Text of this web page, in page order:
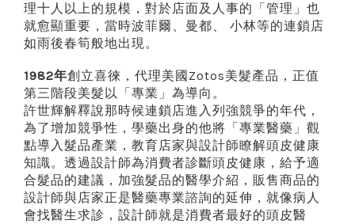
理十人以上的規模，對於店面及人事的「管理」也
就愈顯重要，當時波菲爾、曼都、 小林等的連鎖店
如雨後春筍般地出現。
1982年創立喜徠，代理美國Zotos美髮產品，正值
第三階段美髮以「專業」為導向。
許世輝解釋說那時候連鎖店進入列強競爭的年代，
為了增加競爭性，學藥出身的他將「專業醫藥」觀
點導入髮品產業，教育店家與設計師瞭解頭皮健康
知識。透過設計師為消費者診斷頭皮健康，給予適
合髮品的建議，加強髮品的醫學介紹，販售商品的
設計師與店家正是醫藥專業諮詢的延伸，就像病人
會找醫生求診，設計師就是消費者最好的頭皮醫